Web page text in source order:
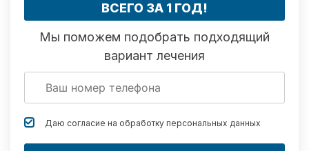
ВСЕГО ЗА 1 ГОД!
Мы поможем подобрать подходящий
вариант лечения
Даю согласие на обработку персональных данных